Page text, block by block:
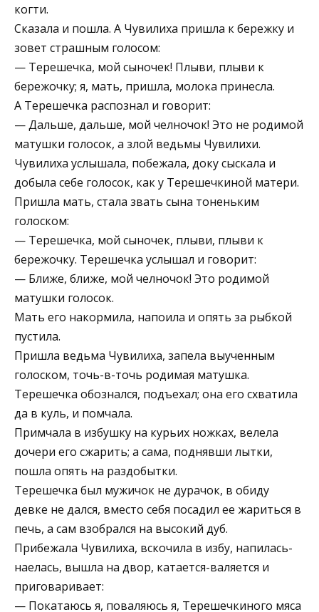
когти.
Сказала и пошла. А Чувилиха пришла к бережку и
зовет страшным голосом:
— Терешечка, мой сыночек! Плыви, плыви к
бережочку; я, мать, пришла, молока принесла.
А Терешечка распознал и говорит:
— Дальше, дальше, мой челночок! Это не родимой
матушки голосок, а злой ведьмы Чувилихи.
Чувилиха услышала, побежала, доку сыскала и
добыла себе голосок, как у Терешечкиной матери.
Пришла мать, стала звать сына тоненьким
голоском:
— Терешечка, мой сыночек, плыви, плыви к
бережочку. Терешечка услышал и говорит:
— Ближе, ближе, мой челночок! Это родимой
матушки голосок.
Мать его накормила, напоила и опять за рыбкой
пустила.
Пришла ведьма Чувилиха, запела выученным
голоском, точь-в-точь родимая матушка.
Терешечка обознался, подъехал; она его схватила
да в куль, и помчала.
Примчала в избушку на курьих ножках, велела
дочери его сжарить; а сама, поднявши лытки,
пошла опять на раздобытки.
Терешечка был мужичок не дурачок, в обиду
девке не дался, вместо себя посадил ее жариться в
печь, а сам взобрался на высокий дуб.
Прибежала Чувилиха, вскочила в избу, напилась-
наелась, вышла на двор, катается-валяется и
приговаривает:
— Покатаюсь я, поваляюсь я, Терешечкиного мяса